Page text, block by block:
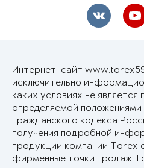
Интернет-сайт
исключительно
каких условиях не
определяемой положениями
Гражданского кодекса
получения подробной
продукции компании Torex
фирменные точки продаж